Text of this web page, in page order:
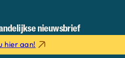
nieuwsbrief
hier aan!